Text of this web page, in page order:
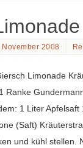
November 2008
Limonade
Ranke
1 Liter Apfelsaft
(Saft)
und kühl stellen.